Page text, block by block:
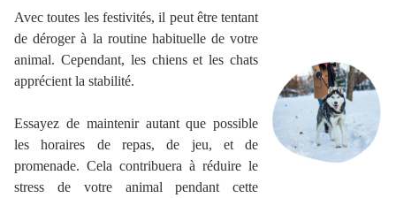
Avec toutes les festivités, il peut être tentant
de déroger à la routine habituelle de votre
animal. Cependant, les chiens et les chats
apprécient la stabilité.
Essayez de maintenir autant que possible
les horaires de repas, de jeu, et de
promenade. Cela contribuera à réduire le
stress de votre animal pendant cette